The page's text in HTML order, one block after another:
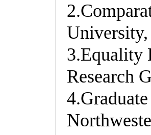
3.Equality
Research